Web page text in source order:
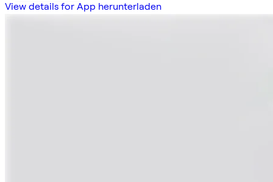
View details for App herunterladen